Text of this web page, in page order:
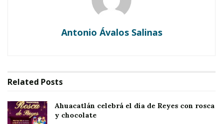
Buena tarde taurina en Ahuacatlán
Antonio Ávalos Salinas
Related Posts
Ahuacatlán celebrá el día de Reyes con rosca
y chocolate